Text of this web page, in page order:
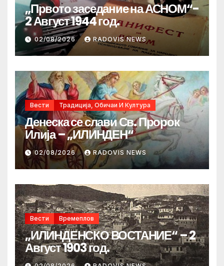
„Првото заседание на АСНОМ“-
2 Август 1944 год.
02/08/2026 RADOVIS NEWS
Вести Традиција, Обичаи И Култура
Денеска се слави Св. Пророк
Илија – „ИЛИНДЕН“
02/08/2026 RADOVIS NEWS
Вести Времеплов
„ИЛИНДЕНСКО ВОСТАНИЕ“ – 2
Август 1903 год.